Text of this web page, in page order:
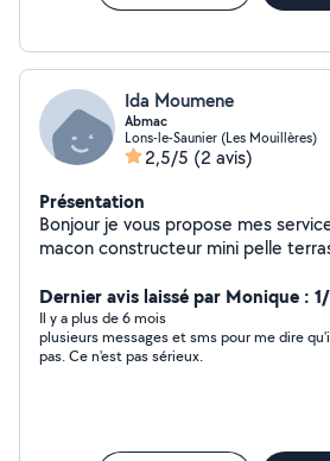
Ida Moumene
Abmac
Lons-le-Saunier (Les Mouillères)
2,5/5 (2 avis)
Présentation
Bonjour je vous propose mes
macon constructeur mini pelle
rapide et trés expérimenté .
Dernier avis laissé par Monique :
Il y a plus de 6 mois
plusieurs messages et sms pour me dire
pas. Ce n'est pas sérieux.